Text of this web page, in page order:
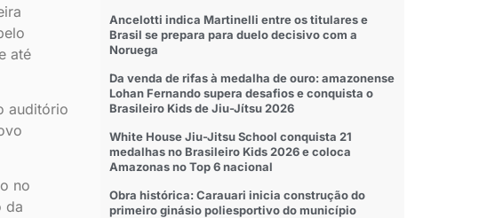
até
auditório
no
da
Ancelotti indica Martinelli entre os titulares e
Brasil se prepara para duelo decisivo com a
Noruega
Da venda de rifas à medalha de ouro: amazonense
Lohan Fernando supera desafios e conquista o
Brasileiro Kids de Jiu-Jítsu 2026
White House Jiu-Jitsu School conquista 21
medalhas no Brasileiro Kids 2026 e coloca
Amazonas no Top 6 nacional
Obra histórica: Carauari inicia construção do
primeiro ginásio poliesportivo do município